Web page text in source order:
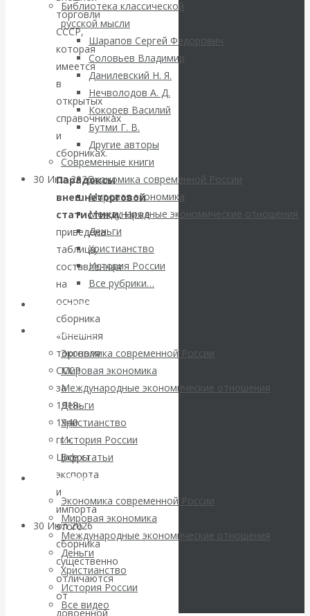
Библиотека классической
русской мысли
Шарапов Сергей Федорович
Соловьев Владимир
Данилевский Н. Я.
Нечволодов А. Д.
Кокорев Василий
Бутми Г. В.
Другие авторы
Современные книги
Экономика современной России
Мировая экономика
Международные экономические отношения
Деньги
Христианство
История России
Все рубрики…
Авторы РЭОШ
Архив статей
Экономика современной России
Мировая экономика
Международные экономические отношения
Деньги
Христианство
История России
Все статьи
Архив Видео
Экономика современной России
Мировая экономика
Международные экономические отношения
Деньги
Христианство
История России
Все видео
ВАлентин
Катасонов.
Саммит НАТО в
Турции: Drang
nach Osten
30 Июл 2026Банки
Валентин
Катасонов. Кто
определяет
погоду на
финансовых
рынках?
Минфины хотят
быть главнее
Центробанков?
30 Июл 2026Цифровая
экономика
Валентин
торговли
СССР,
которая
имеется
в
открытых
справочниках
и
сборниках.
Парадоксы
внешнеторговой
статистики.Ниже
приведена
таблица,
составленная
на
основе
сборника
«Внешняя
торговля
СССР
за
1918-
1940
гг.».
Цифры
экспорта
и
импорта
этого
сборника
существенно
отличаются
от
довоенной